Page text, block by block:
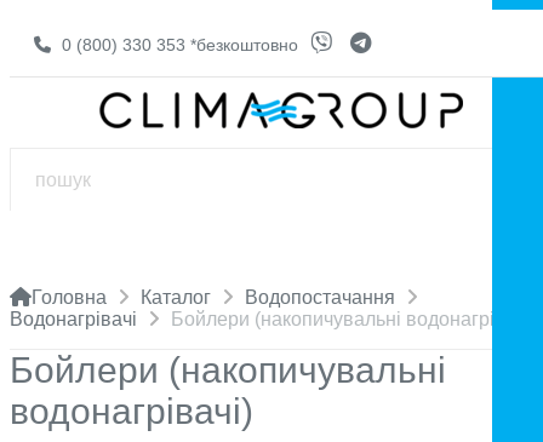
0 (800) 330 353 *безкоштовно
Головна Каталог
Водопостачання
Водонагрівачі
Бойлери (накопичувальні водонагрівачі)
Бойлери (накопичувальні
водонагрівачі)